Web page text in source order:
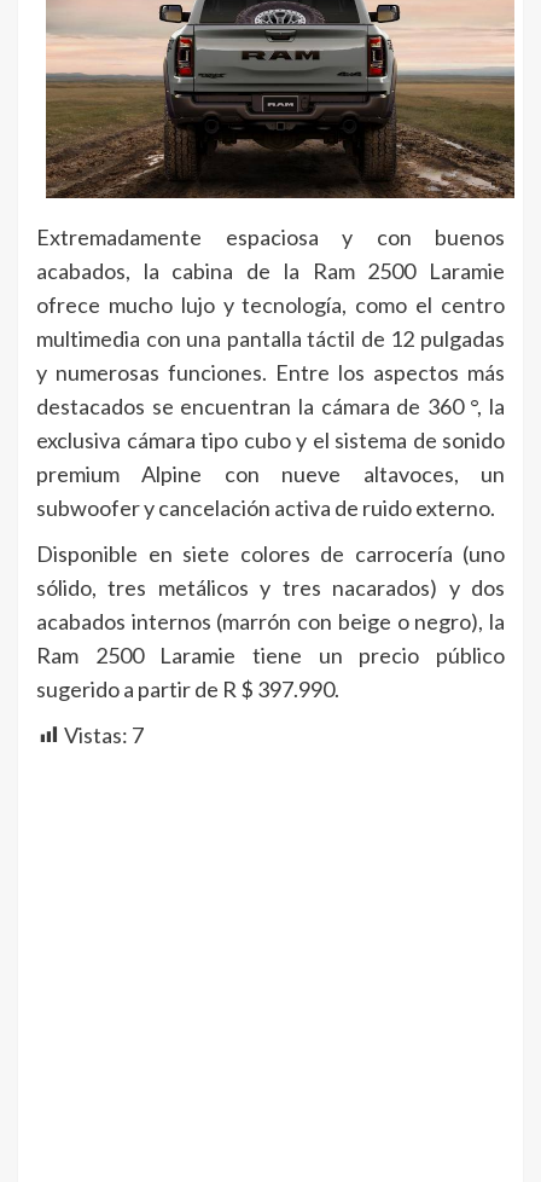
Extremadamente espaciosa y con buenos
acabados, la cabina de la Ram 2500 Laramie
ofrece mucho lujo y tecnología, como el centro
multimedia con una pantalla táctil de 12 pulgadas
y numerosas funciones. Entre los aspectos más
destacados se encuentran la cámara de 360 °, la
exclusiva cámara tipo cubo y el sistema de sonido
premium Alpine con nueve altavoces, un
subwoofer y cancelación activa de ruido externo.
Disponible en siete colores de carrocería (uno
sólido, tres metálicos y tres nacarados) y dos
acabados internos (marrón con beige o negro), la
Ram 2500 Laramie tiene un precio público
sugerido a partir de R $ 397.990.
Vistas: 7